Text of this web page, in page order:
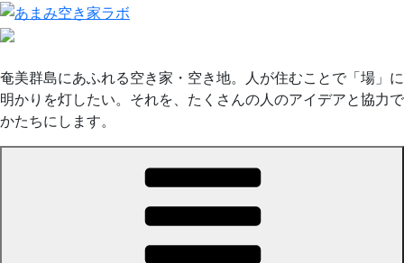
コ
ン
ン
ツ
へ
奄美群島にあふれる空き家・空き地。人が住むことで「場」に
明かりを灯したい。それを、たくさんの人のアイデアと協力で
かたちにします。